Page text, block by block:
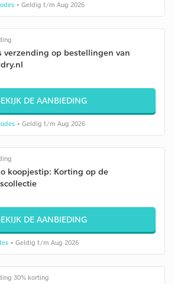
• Geldig t/m Aug 2026
verzending op bestellingen van
DE AANBIEDING
• Geldig t/m Aug 2026
koopjestip: Korting op de
DE AANBIEDING
• Geldig t/m Aug 2026
30% korting